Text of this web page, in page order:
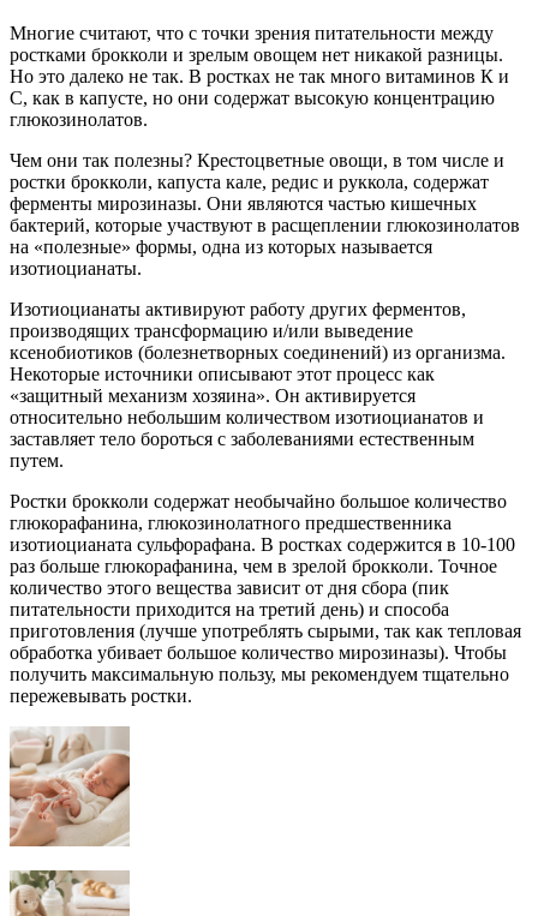
Многие считают, что с точки зрения питательности между
ростками брокколи и зрелым овощем нет никакой разницы.
Но это далеко не так. В ростках не так много витаминов К и
С, как в капусте, но они содержат высокую концентрацию
глюкозинолатов.
Чем они так полезны? Крестоцветные овощи, в том числе и
ростки брокколи, капуста кале, редис и руккола, содержат
ферменты мирозиназы. Они являются частью кишечных
бактерий, которые участвуют в расщеплении глюкозинолатов
на «полезные» формы, одна из которых называется
изотиоцианаты.
Изотиоцианаты активируют работу других ферментов,
производящих трансформацию и/или выведение
ксенобиотиков (болезнетворных соединений) из организма.
Некоторые источники описывают этот процесс как
«защитный механизм хозяина». Он активируется
относительно небольшим количеством изотиоцианатов и
заставляет тело бороться с заболеваниями естественным
путем.
Ростки брокколи содержат необычайно большое количество
глюкорафанина, глюкозинолатного предшественника
изотиоцианата сульфорафана. В ростках содержится в 10-100
раз больше глюкорафанина, чем в зрелой брокколи. Точное
количество этого вещества зависит от дня сбора (пик
питательности приходится на третий день) и способа
приготовления (лучше употреблять сырыми, так как тепловая
обработка убивает большое количество мирозиназы). Чтобы
получить максимальную пользу, мы рекомендуем тщательно
пережевывать ростки.